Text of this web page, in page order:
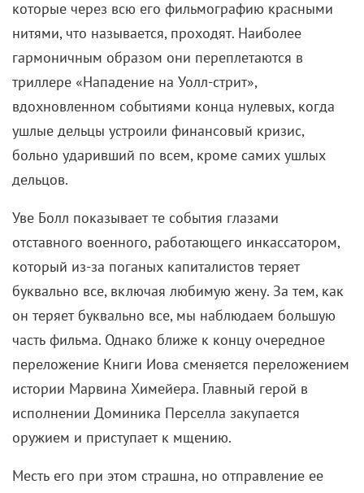
которые через всю его фильмографию красными
нитями, что называется, проходят. Наиболее
гармоничным образом они переплетаются в
триллере «Нападение на Уолл-стрит»,
вдохновленном событиями конца нулевых, когда
ушлые дельцы устроили финансовый кризис,
больно ударивший по всем, кроме самих ушлых
дельцов.
Уве Болл показывает те события глазами
отставного военного, работающего инкассатором,
который из-за поганых капиталистов теряет
буквально все, включая любимую жену. За тем, как
он теряет буквально все, мы наблюдаем большую
часть фильма. Однако ближе к концу очередное
переложение Книги Иова сменяется переложением
истории Марвина Химейера. Главный герой в
исполнении Доминика Перселла закупается
оружием и приступает к мщению.
Месть его при этом страшна, но отправление ее